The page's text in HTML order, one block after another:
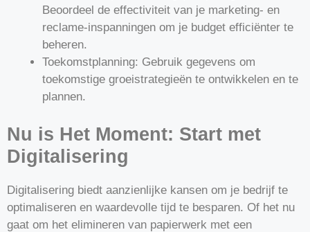
Beoordeel de effectiviteit van je marketing- en
reclame-inspanningen om je budget efficiënter te
beheren.
Toekomstplanning: Gebruik gegevens om
toekomstige groeistrategieën te ontwikkelen en te
plannen.
Nu is Het Moment: Start met
Digitalisering
Digitalisering biedt aanzienlijke kansen om je bedrijf te
optimaliseren en waardevolle tijd te besparen. Of het nu
gaat om het elimineren van papierwerk met een